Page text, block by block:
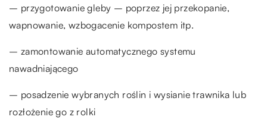
– przygotowanie gleby – poprzez jej przekopanie,
wapnowanie, wzbogacenie kompostem itp.
– zamontowanie automatycznego systemu
nawadniającego
– posadzenie wybranych roślin i wysianie trawnika lub
rozłożenie go z rolki